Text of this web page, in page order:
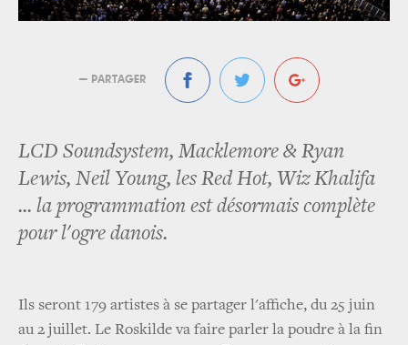
— PARTAGER
LCD Soundsystem, Macklemore & Ryan
Lewis, Neil Young, les Red Hot, Wiz Khalifa
... la programmation est désormais complète
pour l'ogre danois.
Ils seront 179 artistes à se partager l'affiche, du 25 juin
au 2 juillet. Le Roskilde va faire parler la poudre à la fin